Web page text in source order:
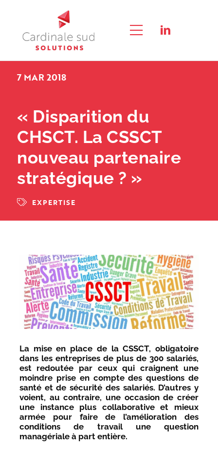
Toggle
Navigation
RECHERCHER:
L’APPROCHE QUALITÉ SOCIALE®
CONSEIL
FORMATION & E-LEARNING
EXPERTISE
NOUS CONTACTER
7 MAR 2018
« Disparition du
CHSCT. La CSSCT
nouveau partenaire
stratégique ? »
EXPERTISE
La mise en place de la CSSCT, obligatoire
dans les entreprises de plus de 300 salariés,
est redoutée par ceux qui craignent une
moindre prise en compte des questions de
santé et de sécurité des salariés. D’autres y
voient, au contraire, une occasion de créer
une instance plus collaborative et mieux
armée pour faire de l’amélioration des
conditions de travail une question
managériale à part entière.